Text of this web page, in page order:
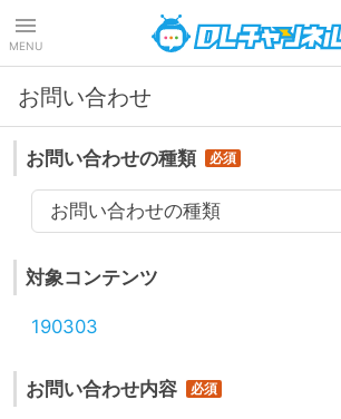
MENU
お問い合わせ
お問い合わせの種類
お問い合わせの種類
対象コンテンツ
190303
お問い合わせ内容